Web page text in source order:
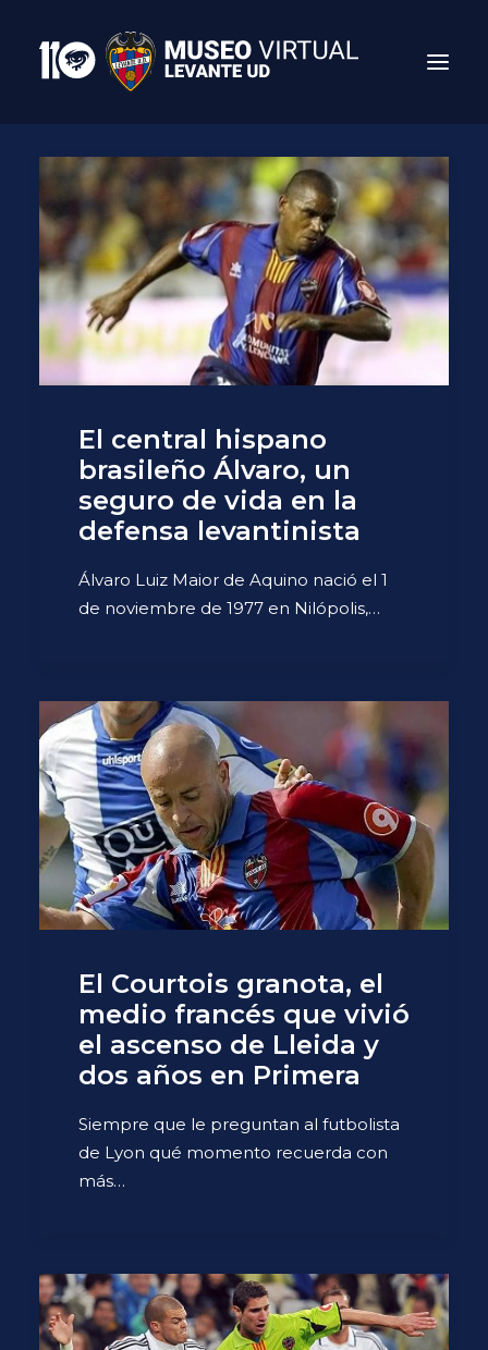
Search
El central hispano
brasileño Álvaro, un
seguro de vida en la
defensa levantinista
Álvaro Luiz Maior de Aquino nació el 1
de noviembre de 1977 en Nilópolis,…
El Courtois granota, el
medio francés que vivió
el ascenso de Lleida y
dos años en Primera
Siempre que le preguntan al futbolista
de Lyon qué momento recuerda con
más…